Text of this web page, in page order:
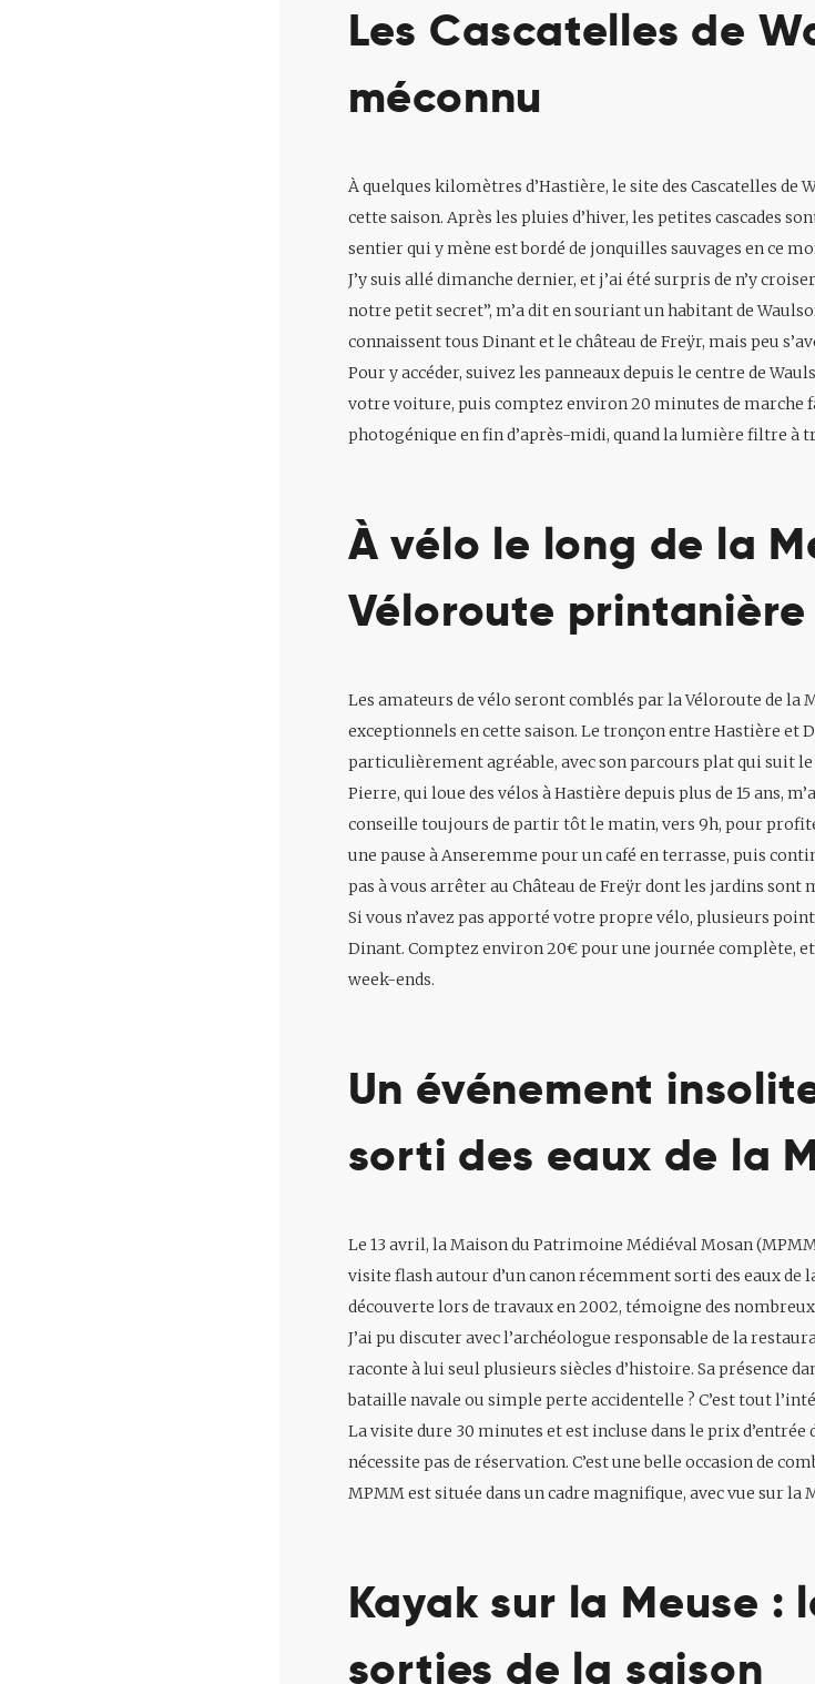
Les Cascatelles de
méconnu
À quelques kilomètres d’Hastière, le site des Cascatelles
cette saison. Après les pluies d’hiver, les petites cascades
sentier qui y mène est bordé de jonquilles sauvages en ce
J’y suis allé dimanche dernier, et j’ai été surpris de n’y
notre petit secret”, m’a dit en souriant un habitant de
connaissent tous Dinant et le château de Freÿr, mais peu
Pour y accéder, suivez les panneaux depuis le centre de
votre voiture, puis comptez environ 20 minutes de marche
photogénique en fin d’après-midi, quand la lumière filtre à
À vélo le long de la
Véloroute printanière
Les amateurs de vélo seront comblés par la Véloroute de la
exceptionnels en cette saison. Le tronçon entre Hastière et
particulièrement agréable, avec son parcours plat qui suit le
Pierre, qui loue des vélos à Hastière depuis plus de 15 ans,
conseille toujours de partir tôt le matin, vers 9h, pour
une pause à Anseremme pour un café en terrasse, puis
pas à vous arrêter au Château de Freÿr dont les jardins sont
Si vous n’avez pas apporté votre propre vélo, plusieurs
Dinant. Comptez environ 20€ pour une journée complète, et
week-ends.
Un événement
sorti des eaux de la
Le 13 avril, la Maison du Patrimoine Médiéval Mosan
visite flash autour d’un canon récemment sorti des eaux de
découverte lors de travaux en 2002, témoigne des
J’ai pu discuter avec l’archéologue responsable de la
raconte à lui seul plusieurs siècles d’histoire. Sa présence
bataille navale ou simple perte accidentelle ? C’est tout
La visite dure 30 minutes et est incluse dans le prix d’entrée
nécessite pas de réservation. C’est une belle occasion de
MPMM est située dans un cadre magnifique, avec vue sur la
Kayak sur la Meuse :
sorties de la saison